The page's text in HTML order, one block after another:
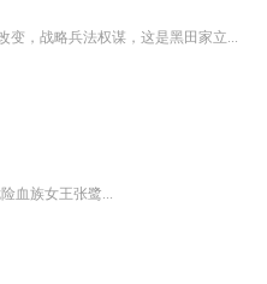
变，战略兵法权谋，这是黑田家立...
血族女王张鹭...